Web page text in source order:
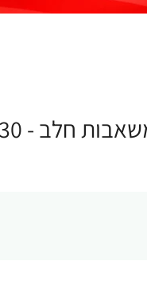
חלב - 230 מ"ל